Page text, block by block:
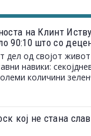
на Клинт
90:10 што со
дел од својот
навики:
количини
кој не стана